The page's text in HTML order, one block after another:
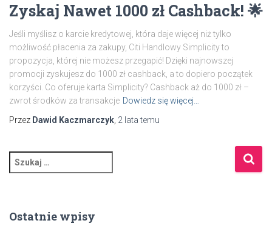
Zyskaj Nawet 1000 zł Cashback! 🌟
Jeśli myślisz o karcie kredytowej, która daje więcej niż tylko
możliwość płacenia za zakupy, Citi Handlowy Simplicity to
propozycja, której nie możesz przegapić! Dzięki najnowszej
promocji zyskujesz do 1000 zł cashback, a to dopiero początek
korzyści. Co oferuje karta Simplicity? Cashback aż do 1000 zł –
zwrot środków za transakcje Dowiedz się więcej…
Przez Dawid Kaczmarczyk 2 latatemu
z
a
Ostatnie wpisy